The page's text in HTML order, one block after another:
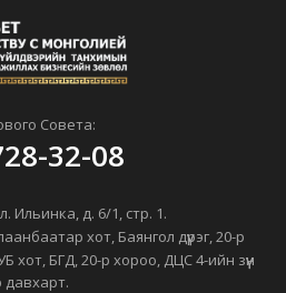
Совета:
32-08
Ильинка, д. 6/1, стр. 1.
хот, Баянгол дүүрэг, 20-р
хот, БГД, 20-р хороо, ДЦС 4-ийн зүүн
давхарт.